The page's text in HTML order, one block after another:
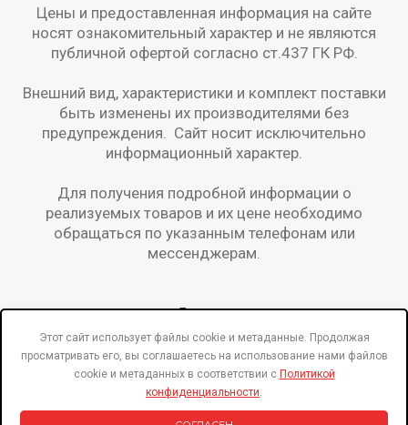
Цены и предоставленная информация на сайте
носят ознакомительный характер и не являются
публичной офертой согласно ст.437 ГК РФ.
Внешний вид, характеристики и комплект поставки
быть изменены их производителями без
предупреждения. Сайт носит исключительно
информационный характер.
Для получения подробной информации о
реализуемых товаров и их цене необходимо
обращаться по указанным телефонам или
мессенджерам.
Бренды
Специальные предложения!
О нас на Флампе
Политика конфиденциальности
Этот сайт использует файлы cookie и метаданные. Продолжая
просматривать его, вы соглашаетесь на использование нами файлов
cookie и метаданных в соответствии с Политикой
конфиденциальности.